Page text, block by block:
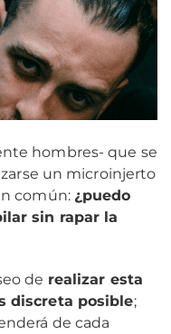
hombres- que se
un microinjerto
común: ¿puedo
sin rapar la
de realizar esta
discreta posible;
de cada